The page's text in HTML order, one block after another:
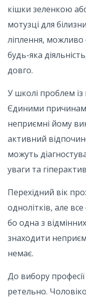
кішки зеленкою
мотузці для
ліплення, можливо
будь-яка
довго.
У школі проблем
Єдиними
неприємні йому
активний
можуть
уваги та
Перехідний вік
однолітків, але
бо одна з
знаходити
немає.
До вибору
ретельно.